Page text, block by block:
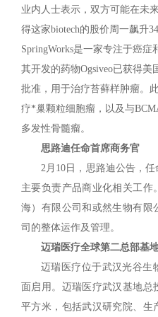
业内人士表示，双方可能在未
得这家biotech的股价周一飙升
SpringWorks是一家专注于癌症
其开发的药物Ogsiveo已获得美
批准，用于治疗苔藓样肿瘤。
疗*巢颗粒细胞瘤，以及与
多发性骨髓瘤。
思路迪任命首席商务官
2月10日，思路迪公告，
主要负责产品商业化相关工作
海）有限公司和或然生物有限
司的整体运作及管理。
迈瑞医疗全球第二总部基
迈瑞医疗位于武汉光谷生
面启用。迈瑞医疗武汉基地总
平方米，包括武汉研究院、生